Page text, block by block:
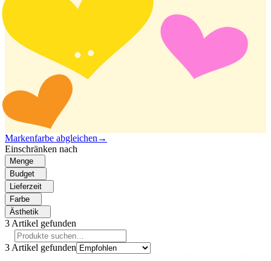
Markenfarbe abgleichen →
Einschränken nach
Menge
Budget
Lieferzeit
Farbe
Ästhetik
3 Artikel gefunden
3 Artikel gefunden